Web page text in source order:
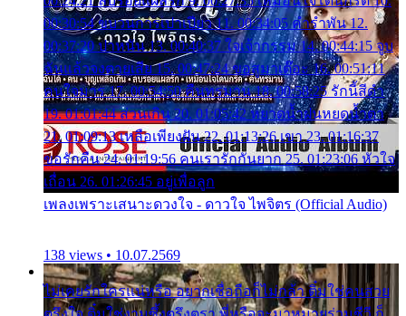
00:30:54 ขบวนการเปาเปียว 11. 00:34:05 คำรำพัน 12.
00:37:20 ปาหนัน 13. 00:40:37 ใจเจ้ากรรม 14. 00:44:15 จูบ
ฉันแล้วจงตายเสีย 15. 00:47:24 ขอสูมาเต๊อะ 16. 00:51:11
คนใจมาร 17. 00:54:50 คืนทรมาน 18. 00:58:25 รักนี้สีดำ
19. 01:01:44 ส่วนเกิน 20. 01:05:42 หยาดน้ำฝนหยดน้ำตา
21. 01:09:13 เหลือเพียงฝัน 22. 01:13:26 เขา 23. 01:16:37
ขอรักคืน 24. 01:19:56 คนเรารักกันยาก 25. 01:23:06 หัวใจ
เถื่อน 26. 01:26:45 อยู่เพื่อลูก
เพลงเพราะเสนาะดวงใจ - ดาวใจ ไพจิตร (Official Audio)
138 views • 10.07.2569
ไม่เคยรักใครแน่หรือ อยากเชื่อถือก็ไม่กล้า ติ๋มใช่คนสวย